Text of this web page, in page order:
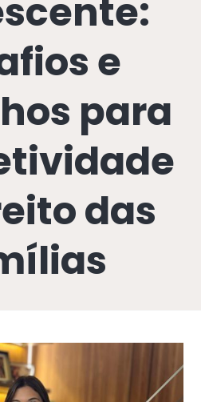
e
para
das